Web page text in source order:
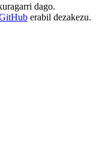
dago.
erabil dezakezu.